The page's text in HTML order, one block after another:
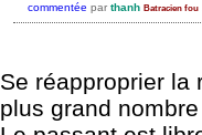
commentée par thanh Batracien fou
Se réapproprier la
plus grand